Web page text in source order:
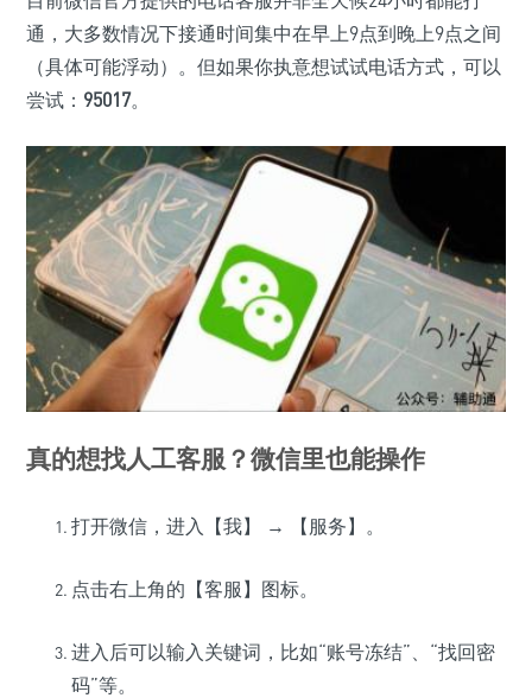
通，大多数情况下接通时间集中在早上9点到晚上9点之间
（具体可能浮动）。但如果你执意想试试电话方式，可以
尝试： 95017。
真的想找人工客服？微信里也能操作
打开微信，进入【我】 → 【服务】。
点击右上角的【客服】图标。
进入后可以输入关键词，比如“账号冻结”、“找回密
码”等。